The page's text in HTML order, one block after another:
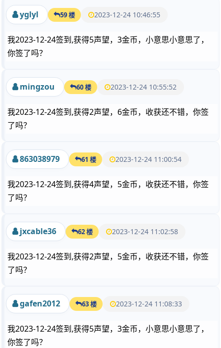
yglyl 59 楼 2023-12-24 10:46:55
我2023-12-24签到,获得5声望，3金币，小意思小意思了，
你签了吗？
mingzou 60 楼 2023-12-24 10:55:52
我2023-12-24签到,获得2声望，6金币，收获还不错，你签
了吗？
863038979 61 楼 2023-12-24 11:00:54
我2023-12-24签到,获得4声望，5金币，收获还不错，你签
了吗？
jxcable36 62 楼 2023-12-24 11:02:58
我2023-12-24签到,获得2声望，5金币，收获还不错，你签
了吗？
gafen2012 63 楼 2023-12-24 11:08:33
我2023-12-24签到,获得5声望，3金币，小意思小意思了，
你签了吗？